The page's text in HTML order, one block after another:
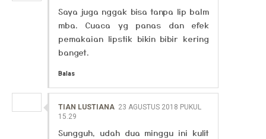
Saya juga nggak bisa tanpa lip balm
mba. Cuaca yg panas dan efek
pemakaian lipstik bikin bibir kering
banget.
Balas
TIAN LUSTIANA 23 AGUSTUS 2018 PUKUL
15.29
Sungguh, udah dua minggu ini kulit